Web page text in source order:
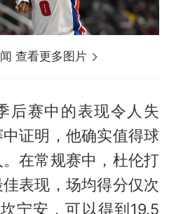
查看更多图片
后赛中的表现令人失
证明，他确实值得球
在常规赛中，杜伦打
表现，场均得分仅次
宁安，可以得到19.5